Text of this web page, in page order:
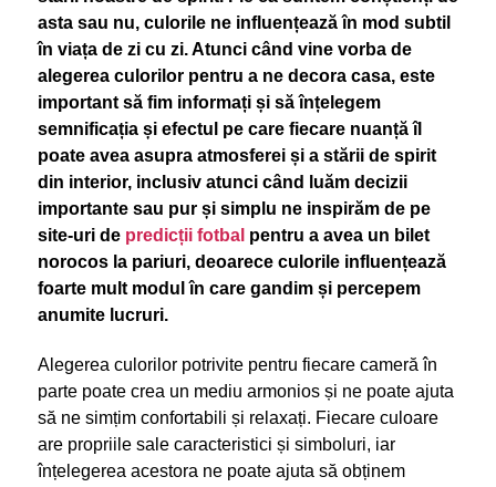
asta sau nu, culorile ne influențează în mod subtil
în viața de zi cu zi. Atunci când vine vorba de
alegerea culorilor pentru a ne decora casa, este
important să fim informați și să înțelegem
semnificația și efectul pe care fiecare nuanță îl
poate avea asupra atmosferei și a stării de spirit
din interior, inclusiv atunci când luăm decizii
importante sau pur și simplu ne inspirăm de pe
site-uri de predicții fotbal pentru a avea un bilet
norocos la pariuri, deoarece culorile influențează
foarte mult modul în care gandim și percepem
anumite lucruri.
Alegerea culorilor potrivite pentru fiecare cameră în
parte poate crea un mediu armonios și ne poate ajuta
să ne simțim confortabili și relaxați. Fiecare culoare
are propriile sale caracteristici și simboluri, iar
înțelegerea acestora ne poate ajuta să obținem